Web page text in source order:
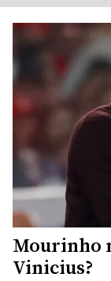
Mourinho
Vinicius?